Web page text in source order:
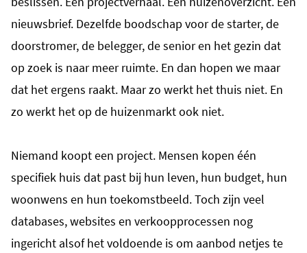
nieuwsbrief. Dezelfde boodschap voor de starter, de
doorstromer, de belegger, de senior en het gezin dat
op zoek is naar meer ruimte. En dan hopen we maar
dat het ergens raakt. Maar zo werkt het thuis niet. En
zo werkt het op de huizenmarkt ook niet.
Niemand koopt een project. Mensen kopen één
specifiek huis dat past bij hun leven, hun budget, hun
woonwens en hun toekomstbeeld. Toch zijn veel
databases, websites en verkoopprocessen nog
ingericht alsof het voldoende is om aanbod netjes te